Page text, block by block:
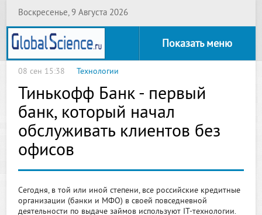
Воскресенье, 9 Августа 2026
Показать меню
08 сен 15:38 Технологии
Тинькофф Банк - первый
банк, который начал
обслуживать клиентов без
офисов
Сегодня, в той или иной степени, все российские кредитные
организации (банки и МФО) в своей повседневной
деятельности по выдаче займов используют IT-технологии.